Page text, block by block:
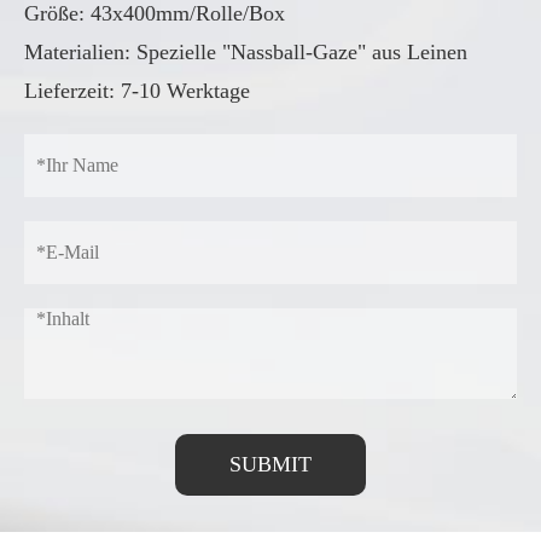
Größe: 43x400mm/Rolle/Box
Materialien: Spezielle "Nassball-Gaze" aus Leinen
Lieferzeit: 7-10 Werktage
SUBMIT